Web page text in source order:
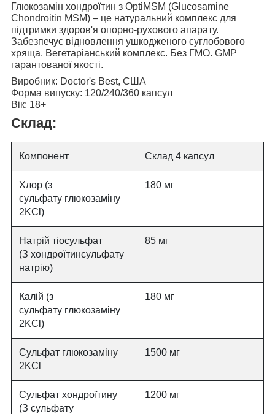
Глюкозамін хондроїтин з OptiMSM (Glucosamine
Chondroitin MSM) – це натуральний комплекс для
підтримки здоров'я опорно-рухового апарату.
Забезпечує відновлення ушкодженого суглобового
хряща. Вегетаріанський комплекс. Без ГМО. GMP
гарантованої якості.
Виробник: Doctor's Best, США
Форма випуску: 120/240/360 капсул
Вік: 18+
Склад:
Компонент Склад 4 капсул
Хлор (з
сульфату глюкозаміну
2KCl)
180 мг
Натрій тіосульфат
(З хондроїтинсульфату
натрію)
85 мг
Калій (з
сульфату глюкозаміну
2KCl)
180 мг
Сульфат глюкозаміну
2KCl
1500 мг
Сульфат хондроїтину
(З сульфату
1200 мг